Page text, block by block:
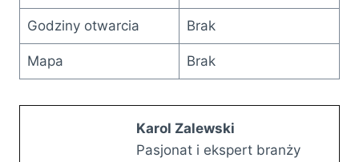
Godziny otwarcia Brak
Mapa Brak
Karol Zalewski
Pasjonat i ekspert branży